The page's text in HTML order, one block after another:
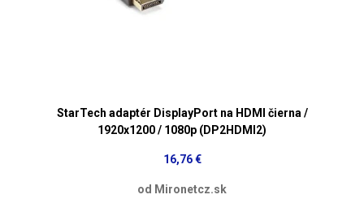
StarTech adaptér DisplayPort na HDMI čierna /
1920x1200 / 1080p (DP2HDMI2)
16,76 €
od Mironetcz.sk